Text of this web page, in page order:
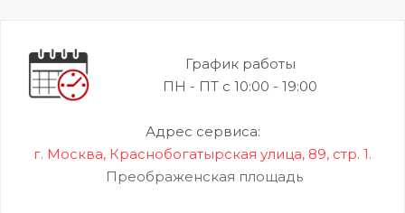
График работы
ПН - ПТ с 10:00 - 19:00
Адрес сервиса:
г. Москва, Краснобогатырская улица, 89, стр. 1.
Преображенская площадь